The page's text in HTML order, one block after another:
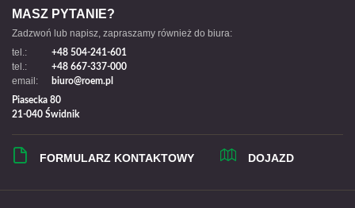
MASZ PYTANIE?
Zadzwoń lub napisz, zapraszamy również do biura:
tel.:
+48 504-241-601
tel.: +48 667-337-000
email:
biuro@roem.pl
Piasecka 80
21-040 Świdnik
FORMULARZ KONTAKTOWY DOJAZD